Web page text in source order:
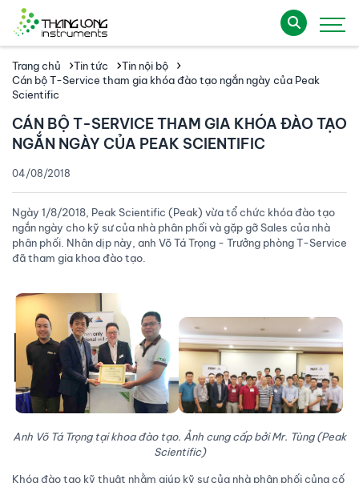
Trang chủ Tin tức
Tin nội bộ
Cán bộ T-Service tham gia khóa đào tạo ngắn ngày của Peak
Scientific
CÁN BỘ T-SERVICE THAM GIA KHÓA ĐÀO TẠO
NGẮN NGÀY CỦA PEAK SCIENTIFIC
04/08/2018
Ngày 1/8/2018, Peak Scientific (Peak) vừa tổ chức khóa đào tạo
ngắn ngày cho kỹ sư của nhà phân phối và gặp gỡ Sales của nhà
phân phối. Nhân dịp này, anh Võ Tá Trọng - Trưởng phòng T-Service
đã tham gia khoa đào tạo.
Anh Võ Tá Trọng tại khoa đào tạo. Ảnh cung cấp bởi Mr. Tùng (Peak
Scientific)
Khóa đào tạo kỹ thuật nhằm giúp kỹ sư của nhà phân phối củng cố